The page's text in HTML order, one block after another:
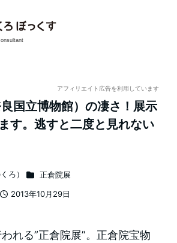
アフィリエイト広告を利用しています
国立博物館）の凄さ！展示
す。逃すと二度と見れない
2013年10月29日
ろ） カテゴリー
正倉院展
れる”正倉院展”。正倉院宝物